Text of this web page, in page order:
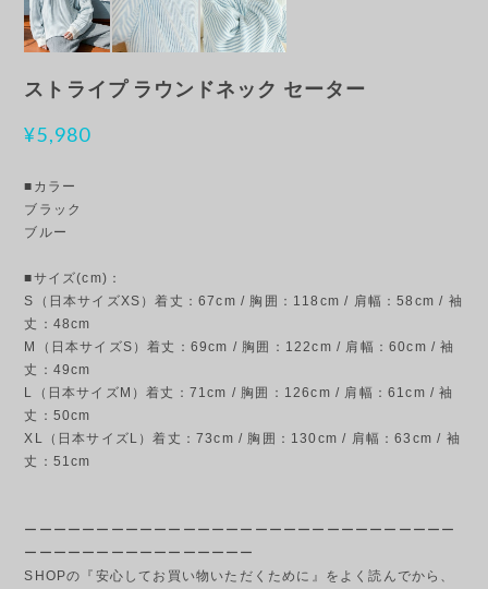
ストライプ ラウンドネック セーター
¥5,980
■カラー
ブラック
ブルー
■サイズ(cm)：
S（日本サイズXS）着丈：67cm / 胸囲：118cm / 肩幅：58cm / 袖
丈：48cm
M（日本サイズS）着丈：69cm / 胸囲：122cm / 肩幅：60cm / 袖
丈：49cm
L（日本サイズM）着丈：71cm / 胸囲：126cm / 肩幅：61cm / 袖
丈：50cm
XL（日本サイズL）着丈：73cm / 胸囲：130cm / 肩幅：63cm / 袖
丈：51cm
ーーーーーーーーーーーーーーーーーーーーーーーーーーーーーー
ーーーーーーーーーーーーーーーー
SHOPの『安心してお買い物いただくために』をよく読んでから、